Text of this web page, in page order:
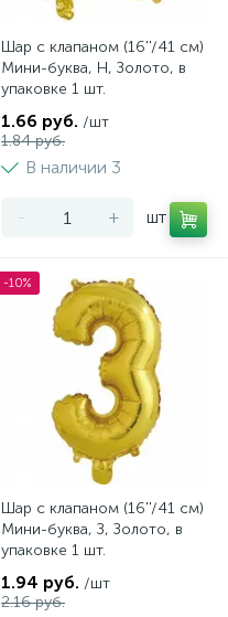
Шар с клапаном (16''/41 см)
Мини-буква, Н, Золото, в
упаковке 1 шт.
1.66 руб. /шт
1.84 руб.
В наличии 3
- + шт
-10%
Шар с клапаном (16''/41 см)
Мини-буква, З, Золото, в
упаковке 1 шт.
1.94 руб. /шт
2.16 руб.